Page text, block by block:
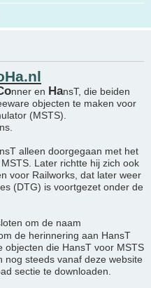
nner en HansT, die beiden
objecten te maken voor
(MSTS).
alleen doorgegaan met het
Later richtte hij zich ook
voor Railworks, dat later weer
(DTG) is voortgezet onder de
om de naam
de herinnering aan HansT
objecten die HansT voor MSTS
nog steeds vanaf deze website
sectie te downloaden.